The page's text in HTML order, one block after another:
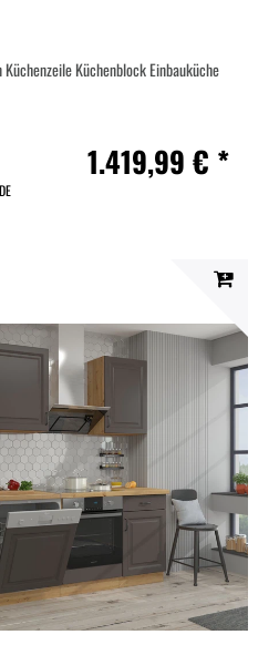
Küchenblock Einbauküche
1.419,99 € *